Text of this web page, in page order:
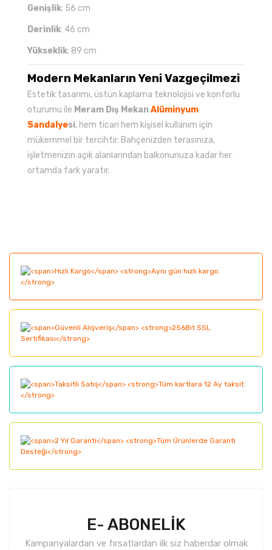
Genişlik: 56 cm
Derinlik: 46 cm
Yükseklik: 89 cm
Modern Mekanların Yeni Vazgeçilmezi
Estetik tasarımı, üstün kaplama teknolojisi ve konforlu
oturumu ile Meram Dış MekanAlüminyum
Sandalyesi, hem ticari hem kişisel kullanım için
mükemmel bir tercihtir. Bahçenizden terasınıza,
işletmenizin açık alanlarından balkonunuza kadar her
ortamda fark yaratır.
Görüş ve önerileriniz için teşekkür ederiz.
Ürün resmi kalitesiz, bozuk veya görüntülenemiyor.
Ürün açıklamasında eksik bilgiler bulunuyor.
Bu ürüne benzer farklı alternatifler olmalı.
E- ABONELİK
Kampanyalardan ve fırsatlardan ilk siz haberdar olmak